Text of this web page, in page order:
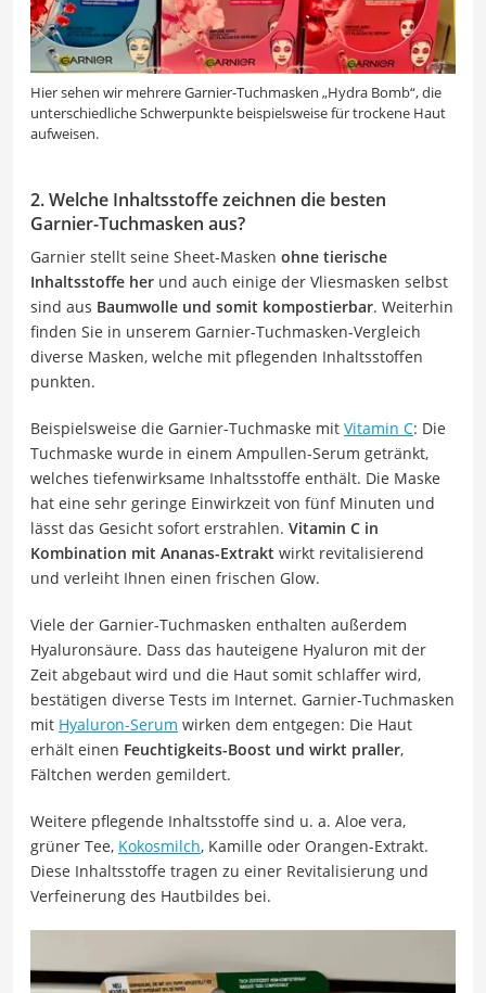
Hier sehen wir mehrere Garnier-Tuchmasken „Hydra Bomb“, die
unterschiedliche Schwerpunkte beispielsweise für trockene Haut
aufweisen.
2. Welche Inhaltsstoffe zeichnen die besten
Garnier-Tuchmasken aus?
Garnier stellt seine Sheet-Masken ohne tierische
Inhaltsstoffe her und auch einige der Vliesmasken selbst
sind aus Baumwolle und somit kompostierbar. Weiterhin
finden Sie in unserem Garnier-Tuchmasken-Vergleich
diverse Masken, welche mit pflegenden Inhaltsstoffen
punkten.
Beispielsweise die Garnier-Tuchmaske mit Vitamin C: Die
Tuchmaske wurde in einem Ampullen-Serum getränkt,
welches tiefenwirksame Inhaltsstoffe enthält. Die Maske
hat eine sehr geringe Einwirkzeit von fünf Minuten und
lässt das Gesicht sofort erstrahlen. Vitamin C in
Kombination mit Ananas-Extrakt wirkt revitalisierend
und verleiht Ihnen einen frischen Glow.
Viele der Garnier-Tuchmasken enthalten außerdem
Hyaluronsäure. Dass das hauteigene Hyaluron mit der
Zeit abgebaut wird und die Haut somit schlaffer wird,
bestätigen diverse Tests im Internet. Garnier-Tuchmasken
mit Hyaluron-Serum wirken dem entgegen: Die Haut
erhält einen Feuchtigkeits-Boost und wirkt praller,
Fältchen werden gemildert.
Weitere pflegende Inhaltsstoffe sind u. a. Aloe vera,
grüner Tee, Kokosmilch, Kamille oder Orangen-Extrakt.
Diese Inhaltsstoffe tragen zu einer Revitalisierung und
Verfeinerung des Hautbildes bei.